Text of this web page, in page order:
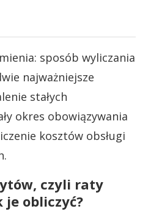
sposób wyliczania
najważniejsze
stałych
okres obowiązywania
kosztów obsługi
czyli raty
obliczyć?